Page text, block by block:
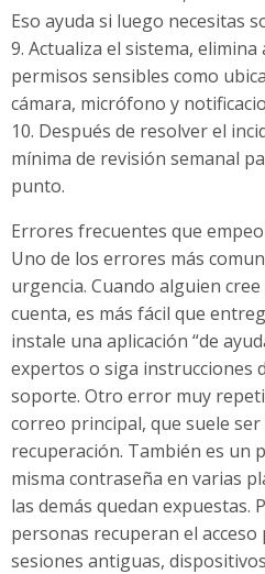
Eso ayuda si luego necesitas
9. Actualiza el sistema,
permisos sensibles como
cámara, micrófono y
10. Después de resolver el
mínima de revisión semanal
punto.
Errores frecuentes que
Uno de los errores más
urgencia. Cuando alguien
cuenta, es más fácil que
instale una aplicación “de
expertos o siga instrucciones
soporte. Otro error muy
correo principal, que suele
recuperación. También es un
misma contraseña en varias
las demás quedan expuestas.
personas recuperan el
sesiones antiguas,